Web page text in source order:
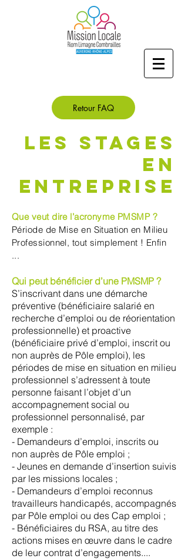
Retour FAQ
LES STAGES
EN
ENTREPRISE
Que veut dire l’acronymePMSMP ?
Période de Mise en Situation en Milieu
Professionnel, tout simplement ! Enfin
...
Qui peut bénéficier d’une PMSMP ?
S’inscrivant dans une démarche
préventive (bénéficiaire salarié en
recherche d’emploi ou de réorientation
professionnelle) et proactive
(bénéficiaire privé d’emploi, inscrit ou
non auprès de Pôle emploi), les
périodes de mise en situation en milieu
professionnel s’adressent à toute
personne faisant l’objet d’un
accompagnement social ou
professionnel personnalisé, par
exemple :
- Demandeurs d’emploi, inscrits ou
non auprès de Pôle emploi ;
- Jeunes en demande d’insertion suivis
par les missions locales ;
- Demandeurs d’emploi reconnus
travailleurs handicapés, accompagnés
par Pôle emploi ou des Cap emploi ;
- Bénéficiaires du RSA, au titre des
actions mises en œuvre dans le cadre
de leur contrat d’engagements....